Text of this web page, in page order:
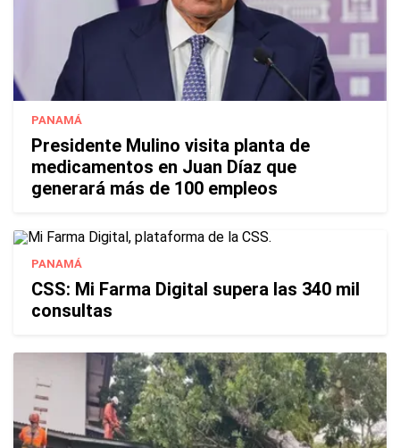
PANAMÁ
Presidente Mulino visita planta de
medicamentos en Juan Díaz que
generará más de 100 empleos
PANAMÁ
CSS: Mi Farma Digital supera las 340 mil
consultas